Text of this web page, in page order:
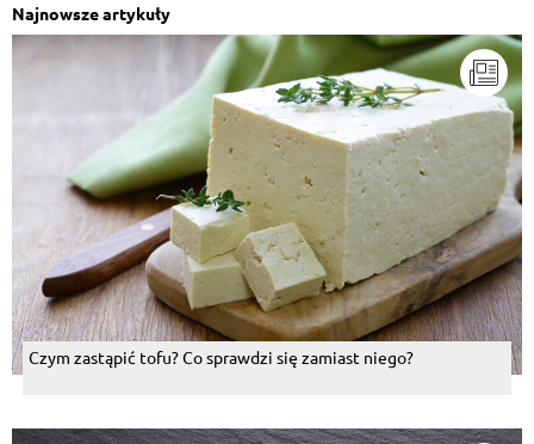
Najnowsze artykuły
Czym zastąpić tofu? Co sprawdzi się zamiast niego?